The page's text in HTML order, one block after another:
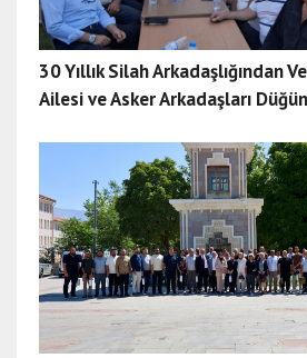
30 Yıllık Silah Arkadaşlığından
Ailesi ve Asker Arkadaşları